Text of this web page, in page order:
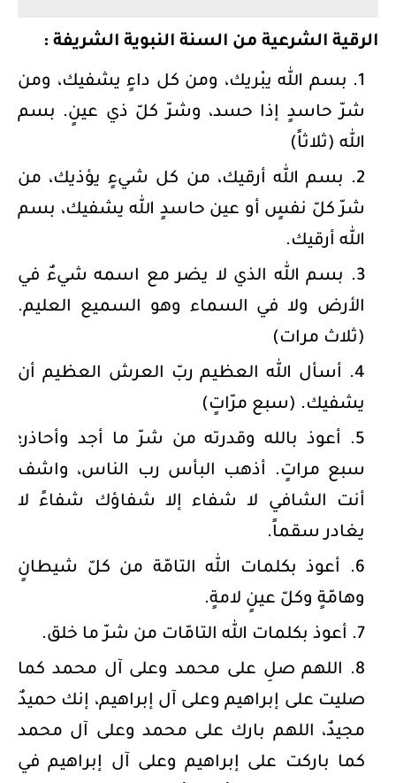
الرقية الشرعية من السنة النبوية الشريفة :
بسم الله يبْريك، ومن كل داءٍ يشفيك، ومن
شرّ حاسدٍ إذا حسد، وشرّ كلّ ذي عينٍ. بسم
الله (ثلاثاً)
بسم الله أرقيك، من كل شيءٍ يؤذيك، من
شرّ كلّ نفسٍ أو عين حاسدٍ الله يشفيك، بسم
الله أرقيك.
بسم الله الذي لا يضر مع اسمه شيءٌ في
الأرض ولا في السماء وهو السميع العليم.
(ثلاث مرات)
أسأل الله العظيم ربّ العرش العظيم أن
يشفيك. (سبع مرّاتٍ)
أعوذ بالله وقدرته من شرّ ما أجد وأحاذر؛
سبع مراتٍ. أذهب البأس رب الناس، واشف
أنت الشافي لا شفاء إلا شفاؤك شفاءً لا
يغادر سقماً.
أعوذ بكلمات الله التامّة من كلّ شيطانٍ
وهامّةٍ وكلّ عينٍ لامةٍ.
أعوذ بكلمات الله التامّات من شرّ ما خلق.
اللهم صلِ على محمد وعلى آل محمد كما
صليت على إبراهيم وعلى آل إبراهيم، إنك حميدٌ
مجيدٌ، اللهم بارك على محمد وعلى آل محمد
كما باركت على إبراهيم وعلى آل إبراهيم في